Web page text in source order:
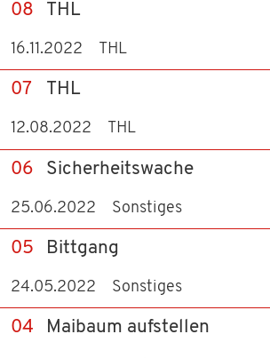
16.11.2022 THL
08 THL
12.08.2022 THL
07 THL
25.06.2022 Sonstiges
06 Sicherheitswache
24.05.2022 Sonstiges
05 Bittgang
04 Maibaum aufstellen